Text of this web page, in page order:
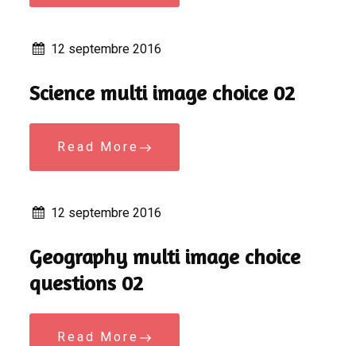
12 septembre 2016
Science multi image choice 02
Read More
12 septembre 2016
Geography multi image choice
questions 02
Read More